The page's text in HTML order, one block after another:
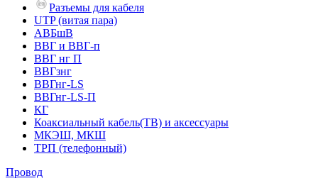
Разъемы для кабеля
UTP (витая пара)
АВБшВ
ВВГ и ВВГ-п
ВВГ нг П
ВВГзнг
ВВГнг-LS
ВВГнг-LS-П
КГ
Коаксиальный кабель(ТВ) и аксессуары
МКЭШ, МКШ
ТРП (телефонный)
Провод